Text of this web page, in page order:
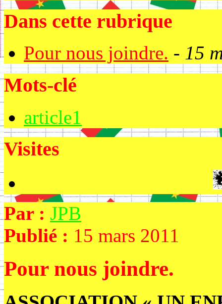
Dans cette rubrique
Pour nous joindre. - 15
Mots-clé
article1
Visites
Par : JPB
Publié : 15 mars 2011
Pour nous joindre.